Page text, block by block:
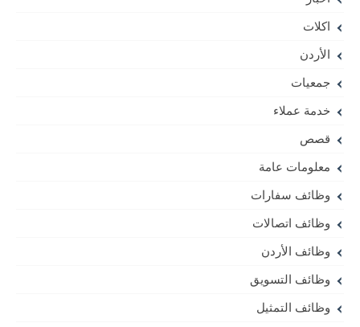
اكلات
الأردن
جمعيات
خدمة عملاء
قصص
معلومات عامة
وظائف سفارات
وظائف اتصالات
وظائف الأردن
وظائف التسويق
وظائف التمثيل